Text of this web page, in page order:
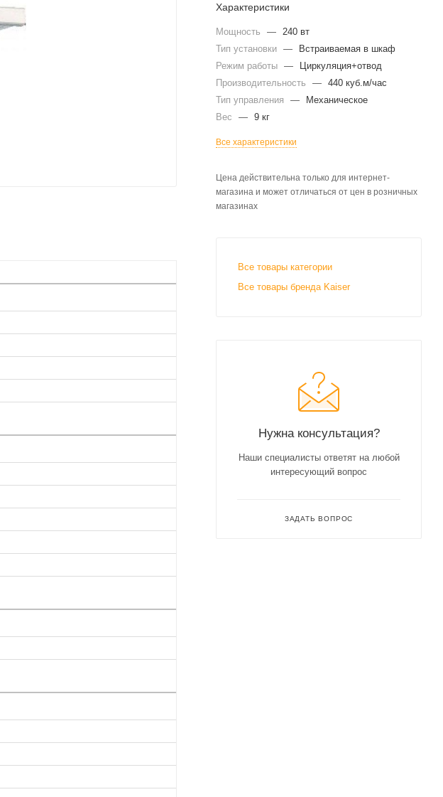
Характеристики
Мощность —
240 вт
Тип установки —
Встраиваемая в шкаф
Режим работы —
Циркуляция+отвод
Производительность
— 440 куб.м/час
Тип управления
—
Механическое
Вес
— 9 кг
Все характеристики
Цена действительна только для интернет-
магазина и может отличаться от цен в розничных
магазинах
Все товары категории
Все товары бренда Kaiser
Нужна консультация?
Наши специалисты ответят на любой
интересующий вопрос
ЗАДАТЬ ВОПРОС